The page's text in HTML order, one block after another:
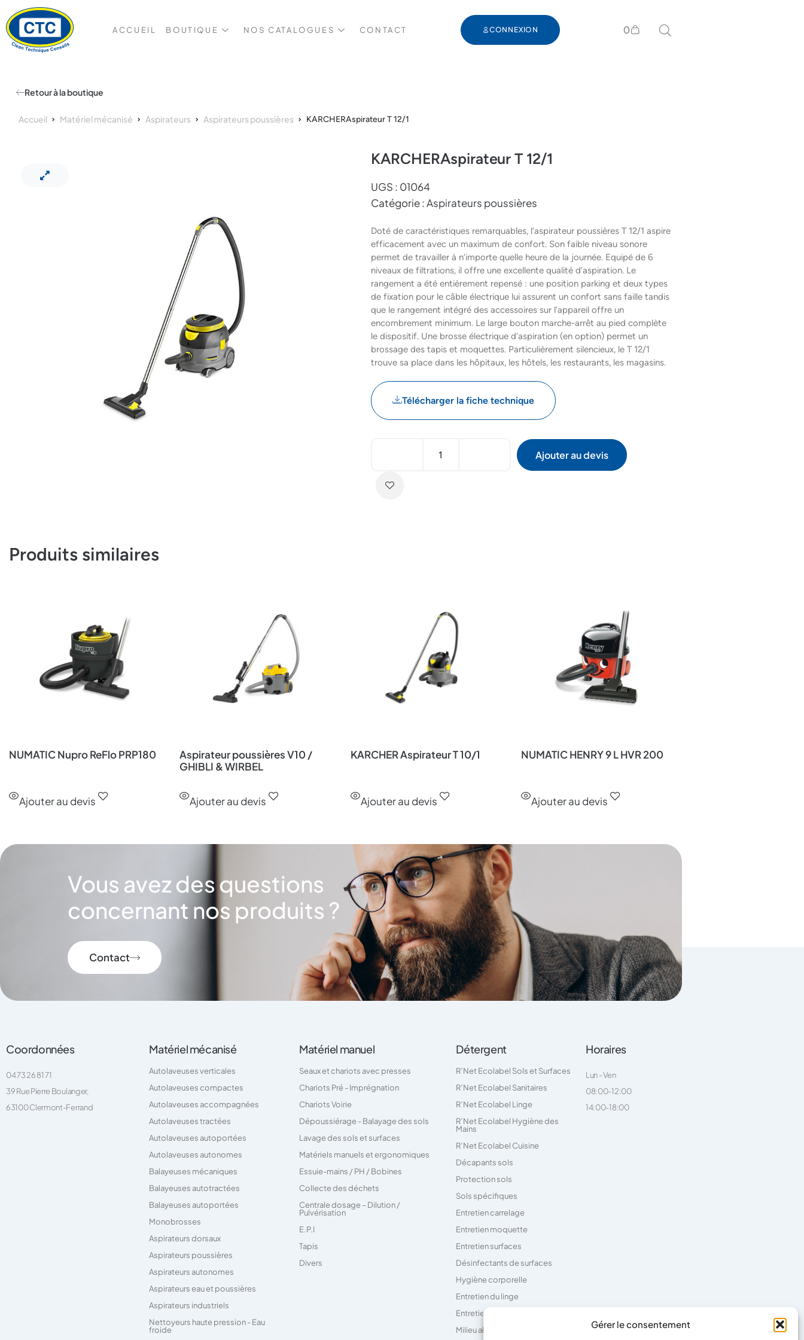
Gérer le consentement
ACCUEIL BOUTIQUE NOS CATALOGUES CONTACT CONNEXION 0
Retour à la boutique
Accueil Matériel mécanisé Aspirateurs Aspirateurs poussières KARCHERAspirateur T 12/1
KARCHERAspirateur T 12/1
UGS : 01064
Catégorie : Aspirateurs poussières
Doté de caractéristiques remarquables, l’aspirateur poussières T 12/1 aspire
efficacement avec un maximum de confort. Son faible niveau sonore
permet de travailler à n’importe quelle heure de la journée. Equipé de 6
niveaux de filtrations, il offre une excellente qualité d’aspiration. Le
rangement a été entièrement repensé : une position parking et deux types
de fixation pour le câble électrique lui assurent un confort sans faille tandis
que le rangement intégré des accessoires sur l’appareil offre un
encombrement minimum. Le large bouton marche-arrêt au pied complète
le dispositif. Une brosse électrique d’aspiration (en option) permet un
brossage des tapis et moquettes. Particulièrement silencieux, le T 12/1
trouve sa place dans les hôpitaux, les hôtels, les restaurants, les magasins.
Télécharger la fiche technique
Ajouter au devis
Produits similaires
NUMATIC Nupro ReFlo PRP180
Ajouter au devis
Aspirateur poussières V10 /
GHIBLI & WIRBEL
Ajouter au devis
KARCHER Aspirateur T 10/1
Ajouter au devis
NUMATIC HENRY 9 L HVR 200
Ajouter au devis
Vous avez des questions
concernant nos produits ?
Contact
Coordonnées
04 73 26 81 71
39 Rue Pierre Boulanger,
63100 Clermont-Ferrand
Matériel mécanisé
Autolaveuses verticales
Autolaveuses compactes
Autolaveuses accompagnées
Autolaveuses tractées
Autolaveuses autoportées
Autolaveuses autonomes
Balayeuses mécaniques
Balayeuses autotractées
Balayeuses autoportées
Monobrosses
Aspirateurs dorsaux
Aspirateurs poussières
Aspirateurs autonomes
Aspirateurs eau et poussières
Aspirateurs industriels
Nettoyeurs haute pression - Eau
froide
Matériel manuel
Seaux et chariots avec presses
Chariots Pré - Imprégnation
Chariots Voirie
Dépoussiérage - Balayage des sols
Lavage des sols et surfaces
Matériels manuels et ergonomiques
Essuie-mains / PH / Bobines
Collecte des déchets
Centrale dosage – Dilution /
Pulvérisation
E.P.I
Tapis
Divers
Détergent
R’Net Ecolabel Sols et Surfaces
R’Net Ecolabel Sanitaires
R’Net Ecolabel Linge
R’Net Ecolabel Hygiène des
Mains
R’Net Ecolabel Cuisine
Décapants sols
Protection sols
Sols spécifiques
Entretien carrelage
Entretien moquette
Entretien surfaces
Désinfectants de surfaces
Hygiène corporelle
Entretien du linge
Entretien des sanitaires
Milieu alimentaire
Horaires
Lun - Ven
08:00-12:00
14:00-18:00